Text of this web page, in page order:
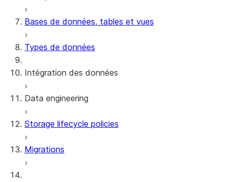
Bases de données, tables et vues
Types de données
Intégration des données
Snowflake Openflow
Apache Iceberg™
Data engineering
Chargement des données
Tables dynamiques
Storage lifecycle policies
Migrations